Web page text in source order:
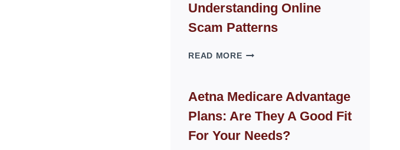
SPACES
Understanding Online
Scam Patterns
READ MOREWHY
WEBSITES
DISAPPEAR
OVERNIGHT:
ONLINE
Aetna Medicare Advantage
Plans: Are They A Good Fit
For Your Needs?